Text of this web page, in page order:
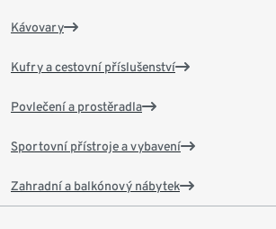
Kávovary
Kufry a cestovní příslušenství
Povlečení a prostěradla
Sportovní přístroje a vybavení
Zahradní a balkónový nábytek